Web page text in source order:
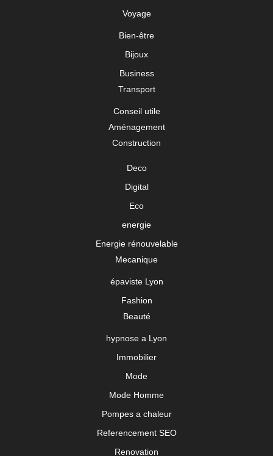
Voyage
Bien-être
Bijoux
Business
Transport
Conseil utile
Aménagement
Construction
Deco
Digital
Eco
energie
Energie rénouvelable
Mecanique
épaviste Lyon
Fashion
Beauté
hypnose a Lyon
Immobilier
Mode
Mode Homme
Pompes a chaleur
Referencement SEO
Renovation